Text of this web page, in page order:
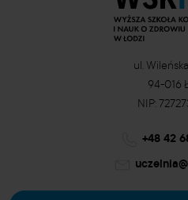
ul.
94-016
NIP:
+48 42